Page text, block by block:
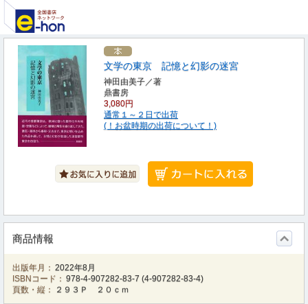
文学の東京 記憶と幻影の迷宮
神田由美子／著
鼎書房
3,080円
通常１～２日で出荷
(！お盆時期の出荷について！)
商品情報
出版年月： 2022年8月
ISBNコード： 978-4-907282-83-7 (4-907282-83-4)
頁数・縦：
２９３Ｐ ２０ｃｍ